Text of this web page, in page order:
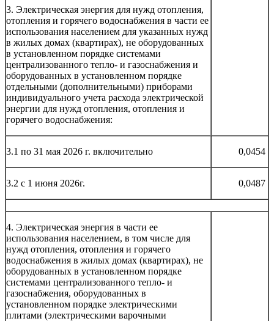
3. Электрическая энергия для нужд отопления,
отопления и горячего водоснабжения в части ее
использования населением для указанных нужд
в жилых домах (квартирах), не оборудованных
в установленном порядке системами
централизованного тепло- и газоснабжения и
оборудованных в установленном порядке
отдельными (дополнительными) приборами
индивидуального учета расхода электрической
энергии для нужд отопления, отопления и
горячего водоснабжения:
3.1 по 31 мая 2026 г. включительно 0,0454
3.2 с 1 июня 2026г. 0,0487
4. Электрическая энергия в части ее
использования населением, в том числе для
нужд отопления, отопления и горячего
водоснабжения в жилых домах (квартирах), не
оборудованных в установленном порядке
системами централизованного тепло- и
газоснабжения, оборудованных в
установленном порядке электрическими
плитами (электрическими варочными